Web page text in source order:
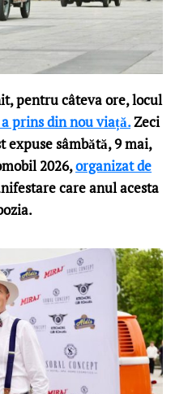
pentru câteva ore, locul
prins din nou viață.Zeci
expuse sâmbătă, 9 mai,
2026,organizat de
care anul acesta